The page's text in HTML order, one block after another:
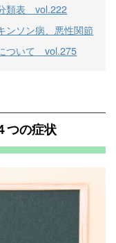
類表 vol.222
ンソン病、悪性関節
ついて vol.275
つの症状